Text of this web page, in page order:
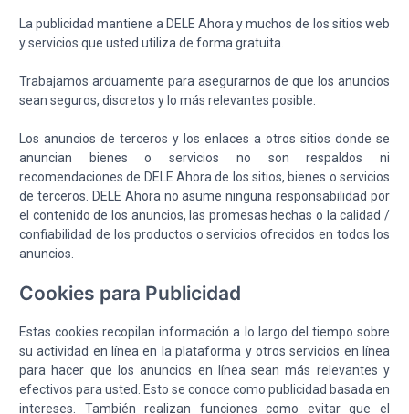
La publicidad mantiene a DELE Ahora y muchos de los sitios web
y servicios que usted utiliza de forma gratuita.
Trabajamos arduamente para asegurarnos de que los anuncios
sean seguros, discretos y lo más relevantes posible.
Los anuncios de terceros y los enlaces a otros sitios donde se
anuncian bienes o servicios no son respaldos ni
recomendaciones de DELE Ahora de los sitios, bienes o servicios
de terceros. DELE Ahora no asume ninguna responsabilidad por
el contenido de los anuncios, las promesas hechas o la calidad /
confiabilidad de los productos o servicios ofrecidos en todos los
anuncios.
Cookies para Publicidad
Estas cookies recopilan información a lo largo del tiempo sobre
su actividad en línea en la plataforma y otros servicios en línea
para hacer que los anuncios en línea sean más relevantes y
efectivos para usted. Esto se conoce como publicidad basada en
intereses. También realizan funciones como evitar que el